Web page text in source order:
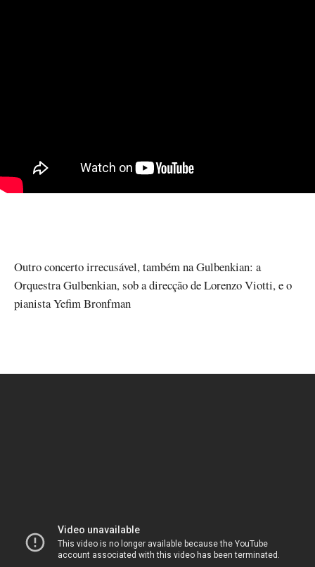
Outro concerto irrecusável, também na Gulbenkian: a
Orquestra Gulbenkian, sob a direcção de Lorenzo Viotti, e o
pianista Yefim Bronfman